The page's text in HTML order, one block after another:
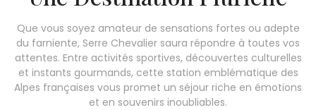
Que vous soyez amateur de sensations fortes ou adepte
du farniente, Serre Chevalier saura répondre à toutes vos
attentes. Entre activités sportives, découvertes culturelles
et instants gourmands, cette station emblématique des
Alpes françaises vous promet un séjour riche en émotions
et en souvenirs inoubliables.